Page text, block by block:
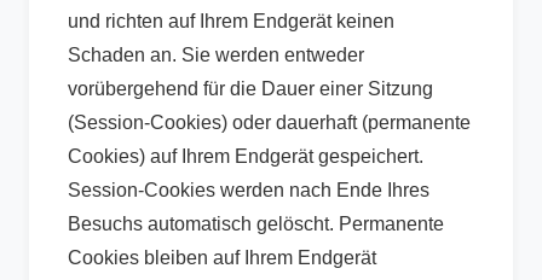
und richten auf Ihrem Endgerät keinen
Schaden an. Sie werden entweder
vorübergehend für die Dauer einer Sitzung
(Session-Cookies) oder dauerhaft (permanente
Cookies) auf Ihrem Endgerät gespeichert.
Session-Cookies werden nach Ende Ihres
Besuchs automatisch gelöscht. Permanente
Cookies bleiben auf Ihrem Endgerät